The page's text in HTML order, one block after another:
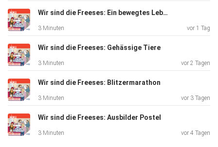
Wir sind die Freeses: Ein bewegtes Leben
3 Minuten vor 1 Tag
Wir sind die Freeses: Gehässige Tiere
3 Minuten vor 2 Tagen
Wir sind die Freeses: Blitzermarathon
3 Minuten vor 3 Tagen
Wir sind die Freeses: Ausbilder Postel
3 Minuten vor 4 Tagen